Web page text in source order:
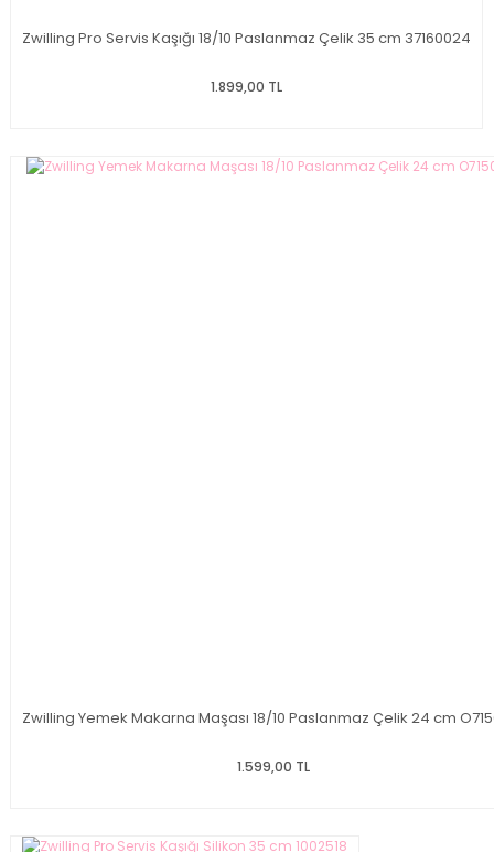
Zwilling Pro Servis Kaşığı 18/10 Paslanmaz Çelik 35 cm 37160024
1.899,00 TL
Zwilling Yemek Makarna Maşası 18/10 Paslanmaz Çelik 24 cm
1.599,00 TL